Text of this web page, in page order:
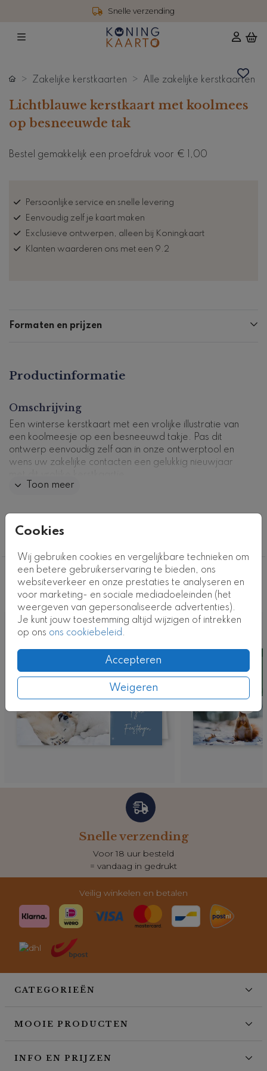
Snelle verzending
Cookies
Wij gebruiken cookies en vergelijkbare technieken om
een betere gebruikerservaring te bieden, ons
websiteverkeer en onze prestaties te analyseren en
voor marketing- en sociale mediadoeleinden (het
weergeven van gepersonaliseerde advertenties).
Je kunt jouw toestemming altijd wijzigen of intrekken
op ons ons cookiebeleid.
Accepteren
Weigeren
Zakelijke kerstkaarten Alle zakelijke kerstkaarten
Lichtblauwe kerstkaart met koolmees
op besneeuwde tak
Bestel gemakkelijk een proefdruk voor € 1,00
Persoonlijke service en snelle levering
Eenvoudig zelf je kaart maken
Exclusieve ontwerpen, alleen bij Koningkaart
Klanten waarderen ons met een 9.2
Formaten en prijzen
Productinformatie
Omschrijving
Een winterse kerstkaart met een vrolijke illustratie van
een koolmeesje op een besneeuwd takje. Pas dit
ontwerp eenvoudig zelf aan in onze ontwerptool en
wens uw zakelijke contacten een gelukkig nieuwjaar
Toon meer
Collectie
Deze ontwerpen vind je misschien ook
leuk
Snelle verzending
Voor 18 uur besteld
= vandaag in gedrukt
Veilig winkelen en betalen
CATEGORIEËN
MOOIE PRODUCTEN
INFO EN PRIJZEN